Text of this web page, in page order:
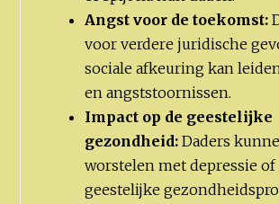
Angst voor de toekomst:
voor verdere juridische
sociale afkeuring kan
en angststoornissen.
Impact op de geestelijke
gezondheid:Daders
worstelen met depressie of
geestelijke